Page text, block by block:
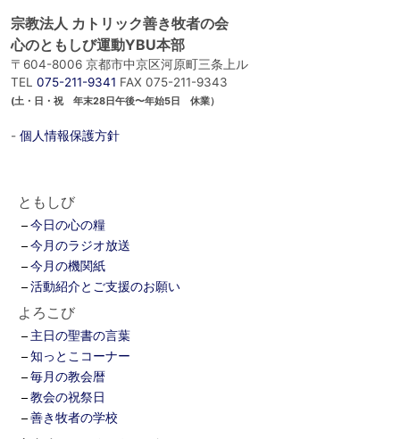
宗教法人 カトリック善き牧者の会
心のともしび運動YBU本部
〒604-8006 京都市中京区河原町三条上ル
TEL 075-211-9341 FAX 075-211-9343
(土・日・祝 年末28日午後〜年始5日 休業）
- 個人情報保護方針
ともしび
今日の心の糧
今月のラジオ放送
今月の機関紙
活動紹介とご支援のお願い
よろこび
主日の聖書の言葉
知っとこコーナー
毎月の教会暦
教会の祝祭日
善き牧者の学校